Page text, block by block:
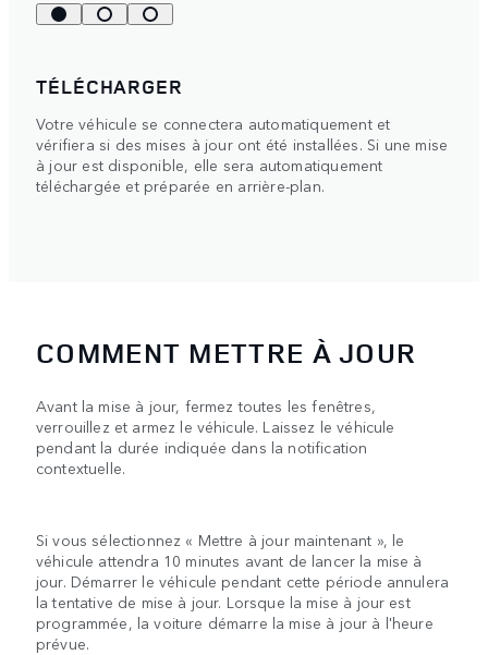
TÉLÉCHARGER
Votre véhicule se connectera automatiquement et
vérifiera si des mises à jour ont été installées. Si une mise
à jour est disponible, elle sera automatiquement
téléchargée et préparée en arrière-plan.
COMMENT METTRE À JOUR
Avant la mise à jour, fermez toutes les fenêtres,
verrouillez et armez le véhicule. Laissez le véhicule
pendant la durée indiquée dans la notification
contextuelle.
Si vous sélectionnez « Mettre à jour maintenant », le
véhicule attendra 10 minutes avant de lancer la mise à
jour. Démarrer le véhicule pendant cette période annulera
la tentative de mise à jour. Lorsque la mise à jour est
programmée, la voiture démarre la mise à jour à l'heure
prévue.